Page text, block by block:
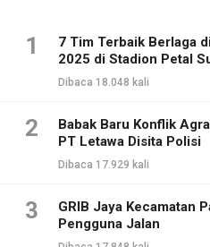
1
7 Tim Terbaik Berlaga
2025 di Stadion Petal
Dibaca 18.048 kali
2
Babak Baru Konflik
PT Letawa Disita Polisi
Dibaca 17.929 kali
3
GRIB Jaya Kecamatan
Pengguna Jalan